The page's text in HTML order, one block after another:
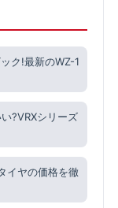
ク!最新のWZ-1
?VRXシリーズ
イヤの価格を徹